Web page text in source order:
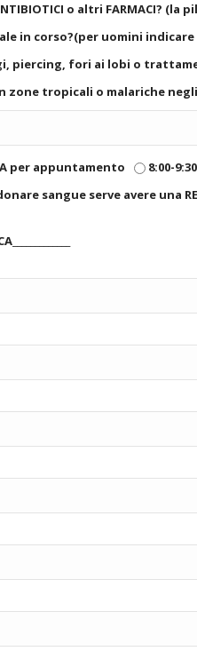
o altri FARMACI?
in corso?(per uomini indicare
piercing, fori ai lobi o
zone tropicali o malariche
per appuntamento 8:00-9:30
sangue serve avere una